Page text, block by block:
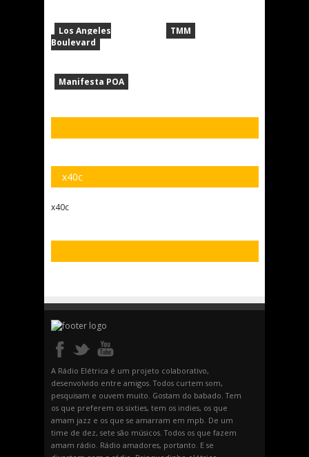
Los Angeles
Boulevard
Manifesta POA
TMM
x40c
x40c
A Rádio Elétrica é um projeto colaborativo,
desenvolvido entre amigos. Todos curtem som,
pesquisam e ouvem muito. Gostam do babado. Tem
os que preferem os sixties, tem os indies, os que
amam jazz e os que se amarram em mpb. De um
time de dez, sete são músicos. Todos os que fazem
amam rádio. Rádio amadores, portanto. E se